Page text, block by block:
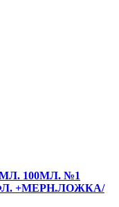
100МЛ. №1
+МЕРН.ЛОЖКА/